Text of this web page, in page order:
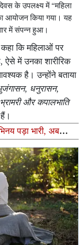
के उपलक्ष्य में “महिला
आयोजन किया गया। यह
में संपन्न हुआ।
कहा कि महिलाओं पर
ऐसे में उनका शारीरिक
है। उन्होंने बताया
धनुरासन,
और कपालभाति
पड़ा भारी, अब